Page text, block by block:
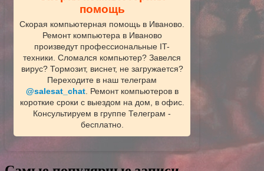
помощь
Скорая компьютерная помощь в Иваново.
Ремонт компьютера в Иваново
произведут профессиональные IT-
техники. Сломался компьютер? Завелся
вирус? Тормозит, виснет, не загружается?
Переходите в наш телеграм
@salesat_chat. Ремонт компьютеров в
короткие сроки с выездом на дом, в офис.
Консультируем в группе Телеграм -
бесплатно.